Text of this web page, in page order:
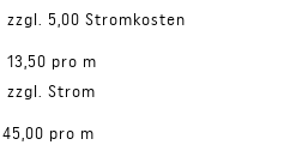
zzgl. 5,00 Stromkosten
13,50 pro m
zzgl. Strom
45,00 pro m